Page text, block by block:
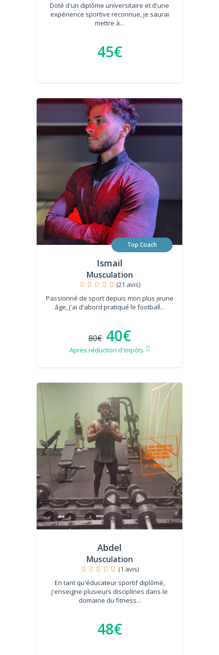
Doté d'un diplôme universitaire et d'une
expérience sportive reconnue, je saurai
mettre à...
45€
Top Coach
Ismail
Musculation
(21 avis)
Passionné de sport depuis mon plus jeune
âge, j'ai d'abord pratiqué le football...
80€ 40€
Après réduction d'impôts
Abdel
Musculation
(1 avis)
En tant qu'éducateur sportif diplômé,
j'enseigne plusieurs disciplines dans le
domaine du fitness...
48€